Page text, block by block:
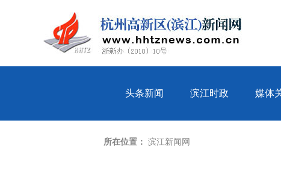
头条新闻 滨江时政 媒体
所在位置： 滨江新闻网